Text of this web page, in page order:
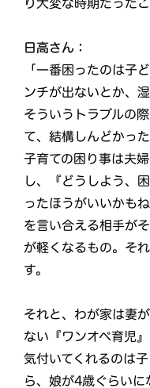
り大変な時期だった
日高さん：
「一番困ったのは子
ンチが出ないとか、
そういうトラブルの
て、結構しんどかった
子育ての困り事は夫
し、『どうしよう、
ったほうがいいかも
を言い合える相手が
が軽くなるもの。そ
す。
それと、わが家は妻
ない『ワンオペ育児
気付いてくれるのは
ら、娘が4歳ぐらい